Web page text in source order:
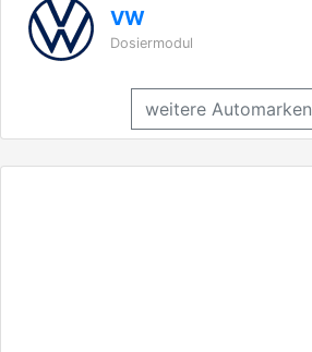
VW
Dosiermodul
weitere Automarken